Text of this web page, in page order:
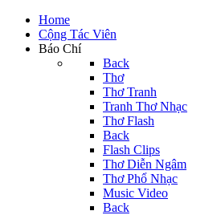
Home
Cộng Tác Viên
Báo Chí
Back
Thơ
Thơ Tranh
Tranh Thơ Nhạc
Thơ Flash
Back
Flash Clips
Thơ Diễn Ngâm
Thơ Phổ Nhạc
Music Video
Back